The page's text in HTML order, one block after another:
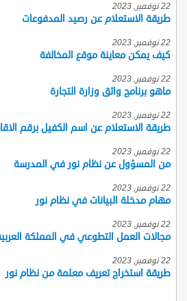
22 نوفمبر, 2023
طريقة الاستعلام عن رصيد المدفوعات
22 نوفمبر, 2023
كيف يمكن معاينة موقع المخالفة
22 نوفمبر, 2023
ماهو برنامج واثق وزارة التجارة
22 نوفمبر, 2023
طريقة الاستعلام عن اسم الكفيل برقم
22 نوفمبر, 2023
من المسؤول عن نظام نور في المدرسة
22 نوفمبر, 2023
مهام مدخلة البيانات في نظام نور
22 نوفمبر, 2023
مجالات العمل التطوعي في المملكة
22 نوفمبر, 2023
طريقة استخراج تعريف معلمة من نظام نور